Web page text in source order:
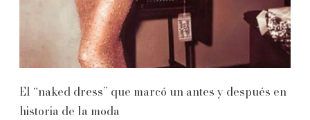
El “naked dress” que marcó un antes y después en
historia de la moda